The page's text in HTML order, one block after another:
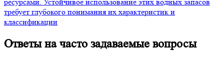
требует глубокого понимания их характеристик и
классификации
Ответы на часто задаваемые вопросы